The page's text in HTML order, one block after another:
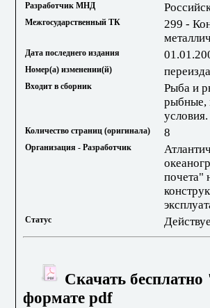
Разработчик МНД
Межгосударственный ТК
299 -
Дата последнего издания
Номер(а) изменении(й)
Входит в сборник
Рыба и
рыбные,
Количество страниц (оригинала) 8
Организация - Разработчик
почета"
Статус
Скачать
формате pdf